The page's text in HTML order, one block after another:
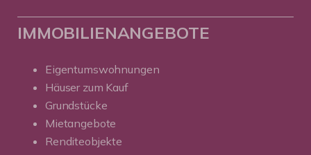
IMMOBILIENANGEBOTE
Eigentumswohnungen
Häuser zum Kauf
Grundstücke
Mietangebote
Renditeobjekte